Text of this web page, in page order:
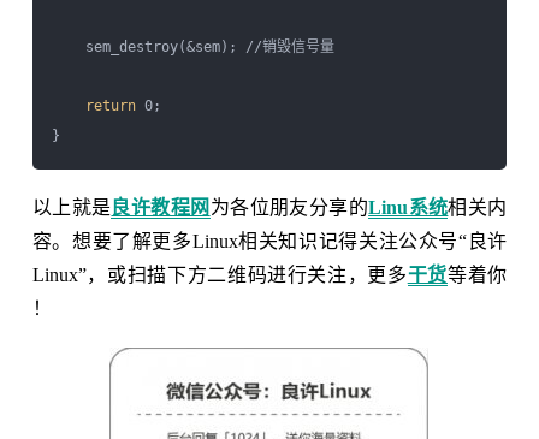
sem_destroy(&sem); //销毁信号量
return 0;
以上就是 良许教程网 为各位朋友分享的Linu系统相关内
容。想要了解更多Linux相关知识记得关注公众号“良许
Linux”，或扫描下方二维码进行关注，更多干货等着你
！